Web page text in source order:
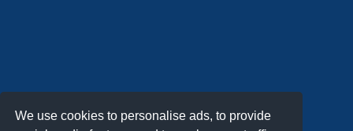
We use cookies to personalise ads, to provide